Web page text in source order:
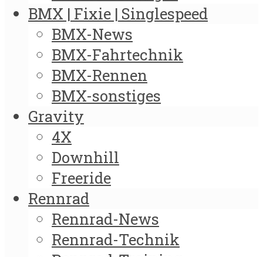
BMX | Fixie | Singlespeed
BMX-News
BMX-Fahrtechnik
BMX-Rennen
BMX-sonstiges
Gravity
4X
Downhill
Freeride
Rennrad
Rennrad-News
Rennrad-Technik